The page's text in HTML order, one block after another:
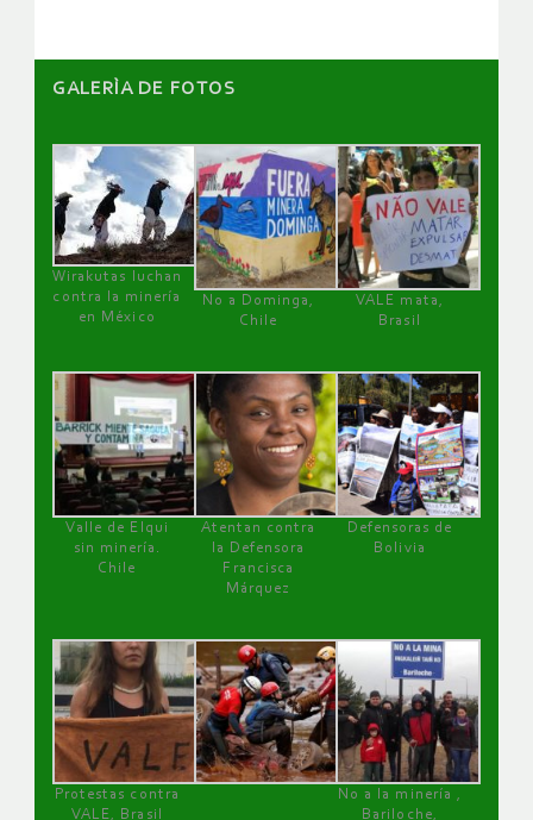
GALERÌA DE FOTOS
Wirakutas luchan
contra la minería
en México
No a Dominga,
Chile
VALE mata,
Brasil
Valle de Elqui
sin minería.
Chile
Atentan contra
la Defensora
Francisca
Márquez
Defensoras de
Bolivia
Protestas contra
VALE, Brasil
No a la minería ,
Bariloche,